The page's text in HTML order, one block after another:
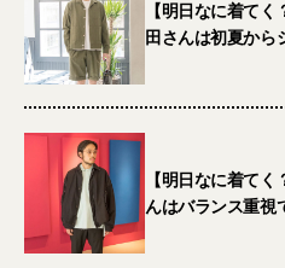
【明日なに着て
田さんは初夏から
【明日なに着て
んはバランス重視